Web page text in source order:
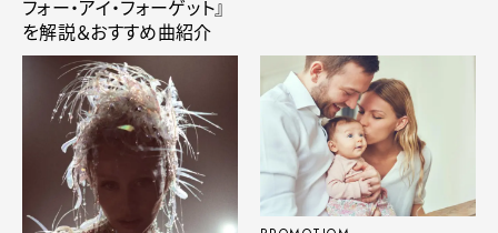
フォー・アイ・フォーゲット』
を解説＆おすすめ曲紹介